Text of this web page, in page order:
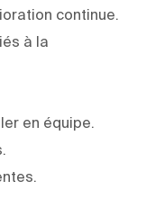
continue.
à la
en équipe.